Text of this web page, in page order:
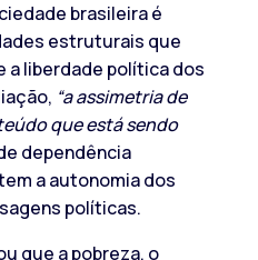
brasileira é
estruturais que
liberdade política dos
“a assimetria de
que está sendo
dependência
a autonomia dos
políticas.
que a pobreza, o